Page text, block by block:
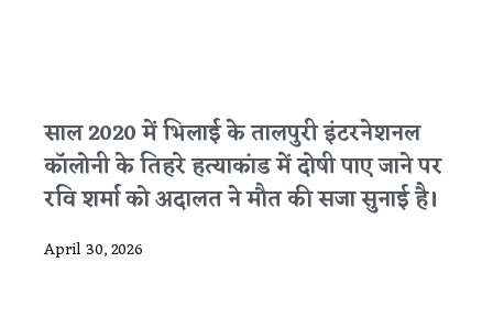
साल 2020 में भिलाई के तालपुरी इंटरनेशनल
कॉलोनी के तिहरे हत्याकांड में दोषी पाए जाने पर
रवि शर्मा को अदालत ने मौत की सजा सुनाई है।
April 30, 2026